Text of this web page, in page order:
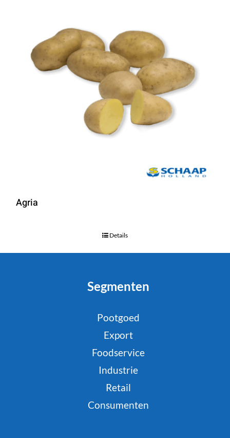
Agria
Details
Segmenten
Pootgoed
Export
Foodservice
Industrie
Retail
Consumenten